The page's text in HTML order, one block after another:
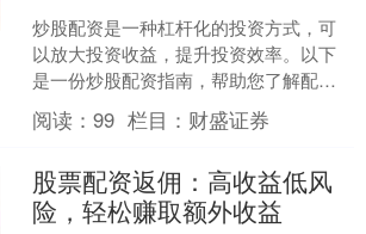
炒股配资是一种杠杆化的投资方式，可
以放大投资收益，提升投资效率。以下
是一份炒股配资指南，帮助您了解配资
的原理和操作方法： **什么是炒股配
资？** 炒股配资是指....
阅读：99 栏目： 财盛证券
股票配资返佣：高收益低风
险，轻松赚取额外收益